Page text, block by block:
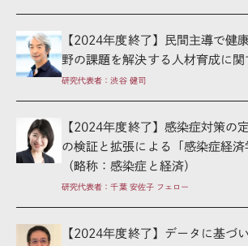
【2024年度終了】民間主導で健
野の課題を解決する人材育成に関
研究代表者：渋谷 健司
【2024年度終了】感染症対策の
の検証と拡張による「感染症経
（略称：感染症と経済）
研究代表者：千葉 安佐子 フェロー
【2024年度終了】データに基づ